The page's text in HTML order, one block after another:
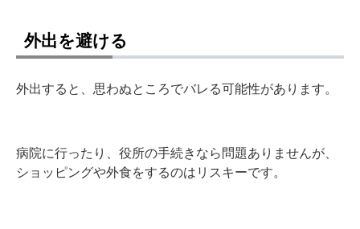
外出を避ける
外出すると、思わぬところでバレる可能性があります。
病院に行ったり、役所の手続きなら問題ありませんが、
ショッピングや外食をするのはリスキーです。